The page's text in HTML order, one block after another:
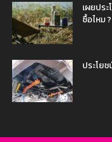
เผยปร
ซื้อไหม ?
ประโย